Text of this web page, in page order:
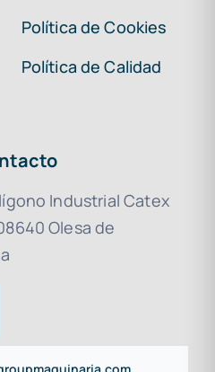
Política de Cookies
Política de Calidad
Industrial Catex
Olesa de